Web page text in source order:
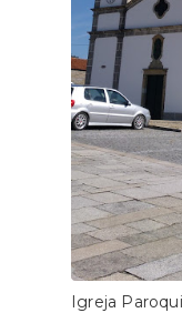
Igreja